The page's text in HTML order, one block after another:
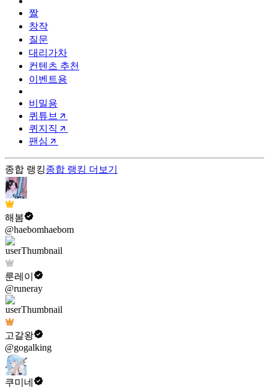
짤
창작
질문
대리가차
컨텐츠 추천
이벤트용
비밀용
퀴튜브
퀴지직
팬심
종합 랭킹종합 랭킹 더보기
해봄
@haebomhaebom
룬레이
@runeray
고갈왕
@gogalking
쿠미네